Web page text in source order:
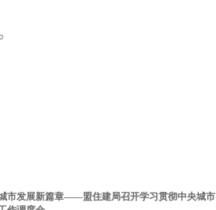
市发展新篇章——盟住建局召开学习贯彻中央城市